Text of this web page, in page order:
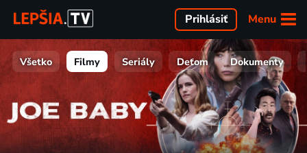
Menu
Prihlásiť
Všetko Filmy Seriály Deťom Dokumenty